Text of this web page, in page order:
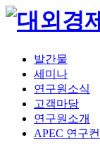
발간물
세미나
연구원소식
고객마당
연구원소개
APEC 연구